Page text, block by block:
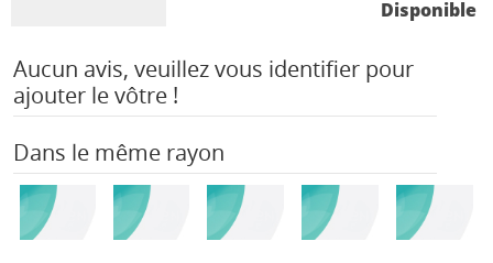
Disponible
Aucun avis, veuillez vous identifier pour
ajouter le vôtre !
Dans le même rayon